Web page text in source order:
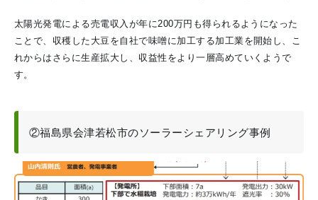
太陽光発電による売電収入が年に200万円も得られるようになった
ことで、収穫した大豆を自社で味噌に加工する加工業を開始し、こ
れからはさらに生産拡大し、収益性をより一層高めていくようで
す。
②福島県会津若松市のソーラーシェアリング事例